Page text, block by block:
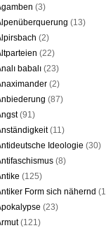
(3)
(13)
(2)
(22)
babalı (23)
(2)
(87)
(91)
(11)
Ideologie (30)
(8)
(125)
Form sich nähernd
(23)
(121)